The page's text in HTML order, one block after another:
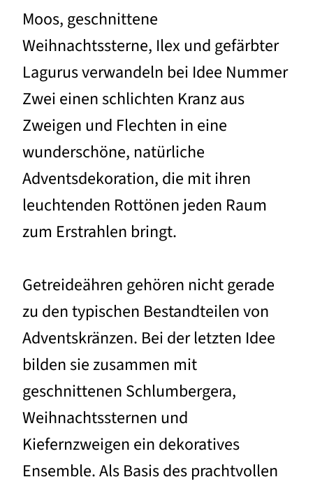
Moos, geschnittene
Weihnachtssterne, Ilex und gefärbter
Lagurus verwandeln bei Idee Nummer
Zwei einen schlichten Kranz aus
Zweigen und Flechten in eine
wunderschöne, natürliche
Adventsdekoration, die mit ihren
leuchtenden Rottönen jeden Raum
zum Erstrahlen bringt.
Getreideähren gehören nicht gerade
zu den typischen Bestandteilen von
Adventskränzen. Bei der letzten Idee
bilden sie zusammen mit
geschnittenen Schlumbergera,
Weihnachtssternen und
Kiefernzweigen ein dekoratives
Ensemble. Als Basis des prachtvollen